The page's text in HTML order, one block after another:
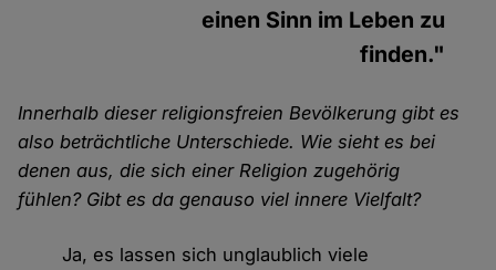
einen Sinn im Leben zu
finden."
Innerhalb dieser religionsfreien Bevölkerung gibt es
also beträchtliche Unterschiede. Wie sieht es bei
denen aus, die sich einer Religion zugehörig
fühlen? Gibt es da genauso viel innere Vielfalt?
Ja, es lassen sich unglaublich viele